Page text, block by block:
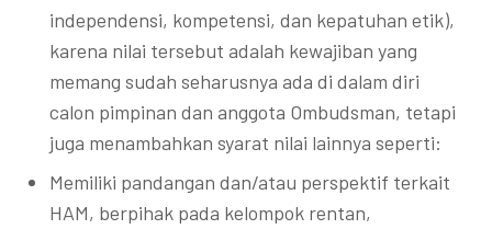
independensi, kompetensi, dan kepatuhan etik),
karena nilai tersebut adalah kewajiban yang
memang sudah seharusnya ada di dalam diri
calon pimpinan dan anggota Ombudsman, tetapi
juga menambahkan syarat nilai lainnya seperti:
Memiliki pandangan dan/atau perspektif terkait
HAM, berpihak pada kelompok rentan,